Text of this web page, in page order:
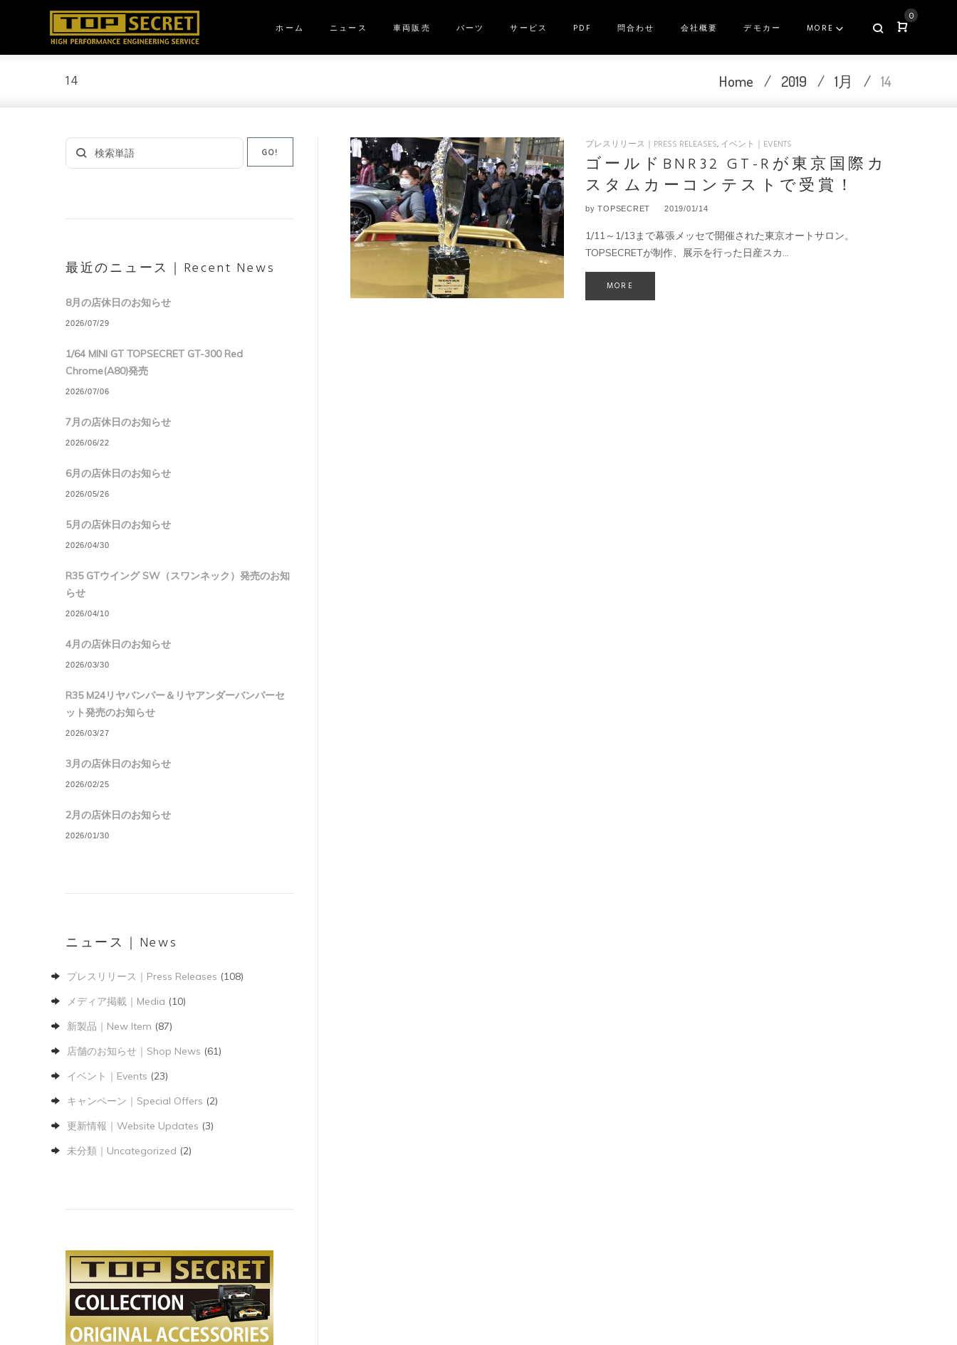
ホーム ニュース 車両販売 パーツ サービス PDF 問合わせ 会社概要 デモカー MORE
0
14 Home / 2019 / 1月 / 14
プレスリリース｜PRESS RELEASES, イベント｜EVENTS
ゴールドBNR32 GT-Rが東京国際カ
スタムカーコンテストで受賞！
byTOPSECRET 2019/01/14
1/11～1/13まで幕張メッセで開催された東京オートサロン。
TOPSECRETが制作、展示を行った日産スカ…
MORE
Search
for:
GO!
最近のニュース｜Recent News
8月の店休日のお知らせ
2026/07/29
1/64 MINI GT TOPSECRET GT-300 Red
Chrome(A80)発売
2026/07/06
7月の店休日のお知らせ
2026/06/22
6月の店休日のお知らせ
2026/05/26
5月の店休日のお知らせ
2026/04/30
R35 GTウイング SW（スワンネック）発売のお知
らせ
2026/04/10
4月の店休日のお知らせ
2026/03/30
R35 M24リヤバンパー＆リヤアンダーバンパーセ
ット発売のお知らせ
2026/03/27
3月の店休日のお知らせ
2026/02/25
2月の店休日のお知らせ
2026/01/30
ニュース｜News
プレスリリース｜Press Releases (108)
メディア掲載｜Media (10)
新製品｜New Item (87)
店舗のお知らせ｜Shop News (61)
イベント｜Events (23)
キャンペーン｜Special Offers (2)
更新情報｜Website Updates (3)
未分類｜Uncategorized (2)